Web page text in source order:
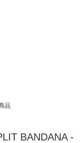
品
BANDANA -